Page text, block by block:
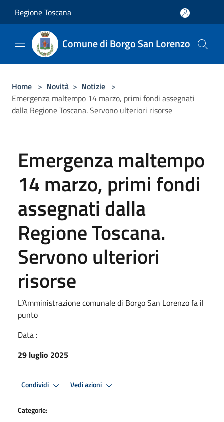
Regione Toscana
Comune di Borgo San Lorenzo
Home > Novità > Notizie >
Emergenza maltempo 14 marzo, primi fondi assegnati
dalla Regione Toscana. Servono ulteriori risorse
Emergenza maltempo
14 marzo, primi fondi
assegnati dalla
Regione Toscana.
Servono ulteriori
risorse
L’Amministrazione comunale di Borgo San Lorenzo fa il
punto
Data :
29 luglio 2025
Condividi Vedi azioni
Categorie: